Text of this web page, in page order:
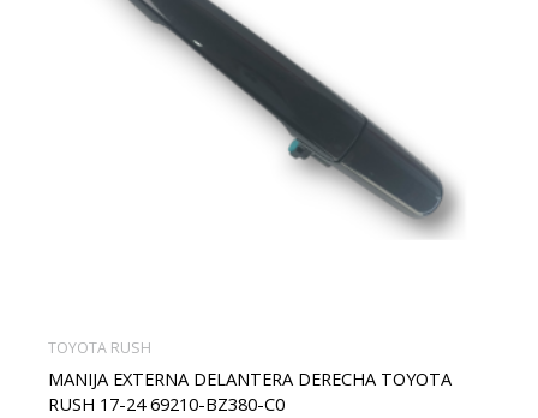
TOYOTA RUSH
MANIJA EXTERNA DELANTERA DERECHA TOYOTA
RUSH 17-24 69210-BZ380-C0